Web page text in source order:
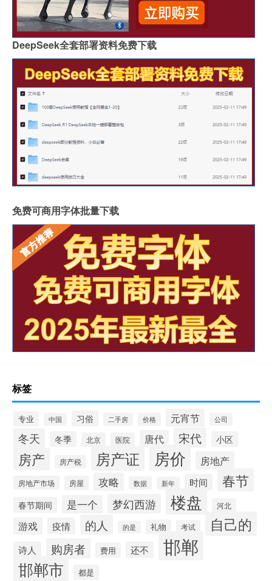
DeepSeek全套部署资料免费下载
免费可商用字体批量下载
标签
专业 中国 习俗 二手房 价格 元宵节 公司
冬天 冬季 北京 医院 唐代 宋代 小区
房产 房产税 房产证 房价 房地产
房地产市场 房屋 攻略 数据 新年 时间 春节
春节期间 是一个 梦幻西游 楼盘 河北
游戏 疫情 的人 的是 礼物 考试 自己的
诗人 购房者 费用 还不 邯郸
邯郸市 都是